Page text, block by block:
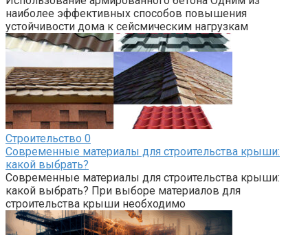
наиболее эффективных способов повышения
устойчивости дома к сейсмическим нагрузкам
Строительство 0
Современные материалы для строительства крыши:
какой выбрать?
Современные материалы для строительства крыши:
какой выбрать? При выборе материалов для
строительства крыши необходимо